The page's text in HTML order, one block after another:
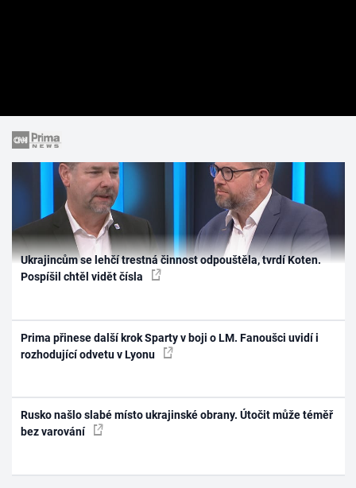
Ukrajincům se lehčí trestná činnost odpouštěla, tvrdí Koten.
Pospíšil chtěl vidět čísla
Prima přinese další krok Sparty v boji o LM. Fanoušci uvidí i
rozhodující odvetu v Lyonu
Rusko našlo slabé místo ukrajinské obrany. Útočit může téměř
bez varování